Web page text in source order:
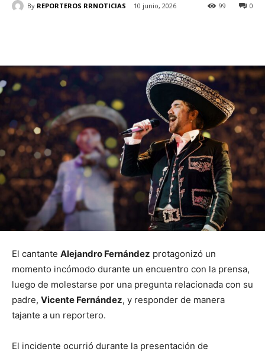
By REPORTEROS RRNOTICIAS 10 junio, 2026 0
99
El cantante Alejandro Fernández protagonizó un
momento incómodo durante un encuentro con la prensa,
luego de molestarse por una pregunta relacionada con su
padre, Vicente Fernández, y responder de manera
tajante a un reportero.
El incidente ocurrió durante la presentación de